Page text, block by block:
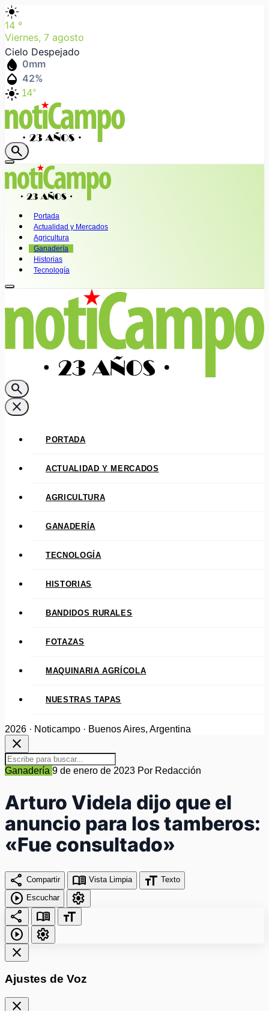
light_mode
14 °
Viernes, 7 agosto
Cielo Despejado
water_drop 0mm
humidity_mid 42%
light_mode 14°
search
Portada
Actualidad y Mercados
Agricultura
Ganadería
Historias
Tecnología
search
close
PORTADA
ACTUALIDAD Y MERCADOS
AGRICULTURA
GANADERÍA
TECNOLOGÍA
HISTORIAS
BANDIDOS RURALES
FOTAZAS
MAQUINARIA AGRÍCOLA
NUESTRAS TAPAS
2026 · Noticampo · Buenos Aires, Argentina
close
Ganadería 9 de enero de 2023 Por Redacción
Arturo Videla dijo que el
anuncio para los tamberos:
«Fue consultado»
share Compartir menu_book Vista Limpia format_size Texto
play_circle Escuchar
settings
share
menu_book
format_size
play_circle
settings
close
Ajustes de Voz
close